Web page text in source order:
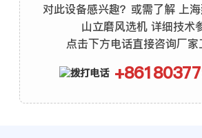
对此设备感兴趣？或需了解 上
山立磨风选机 详细技术
点击下方电话直接咨询厂家